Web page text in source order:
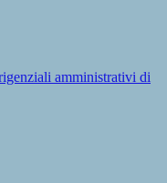
amministrativi di